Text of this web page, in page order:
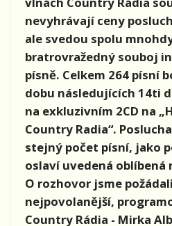
nevyhrávají ceny
ale svedou spolu
bratrovražedný souboj
písně. Celkem 264 písní
dobu následujících 14ti
na exkluzivním 2CD na
Country Radia“.
stejný počet písní, jako
oslaví uvedená oblíbená
O rozhovor jsme
nejpovolanější,
Country Rádia - Mirka